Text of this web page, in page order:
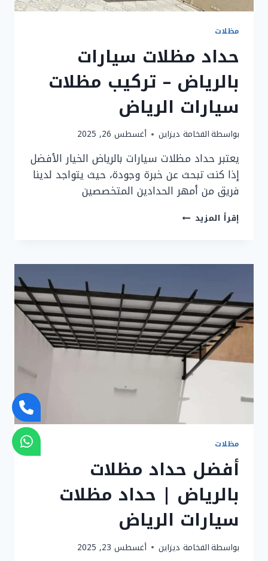
مظلات
حداد مظلات سيارات
بالرياض – تركيب مظلات
سيارات الرياض
بواسطةالفخامة ديزاين أغسطس 26, 2025
يعتبر حداد مظلات سيارات بالرياض الخيار الأفضل
إذا كنت تبحث عن خبرة وجودة، حيث يتواجد لدينا
فريق من أمهر الحدادين المتخصصين
إقرأ المزيد حداد
–
مظلات
سيارات
الرياض
مظلات
أفضل حداد مظلات
بالرياض | حداد مظلات
سيارات الرياض
بواسطةالفخامة ديزاين أغسطس 23, 2025